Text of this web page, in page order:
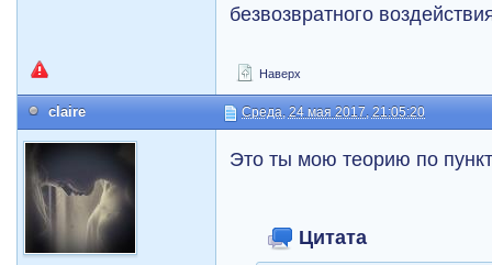
безвозвратного
Наверх
claire Среда, 24 мая 2017, 21:05:20
Это ты мою теорию по
Цитата